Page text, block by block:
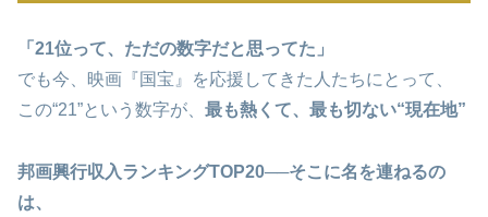
「21位って、ただの数字だと思ってた」
でも今、映画『国宝』を応援してきた人たちにとって、
この“21”という数字が、 最も熱くて、最も切ない“現在地”
邦画興行収入ランキングTOP20──そこに名を連ねるの
は、